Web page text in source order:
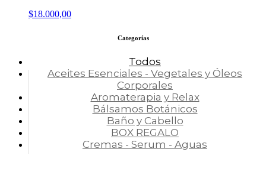
$18.000,00
Categorías
Todos
Aceites Esenciales - Vegetales y Óleos
Corporales
Aromaterapia y Relax
Bálsamos Botánicos
Baño y Cabello
BOX REGALO
Cremas - Serum - Aguas